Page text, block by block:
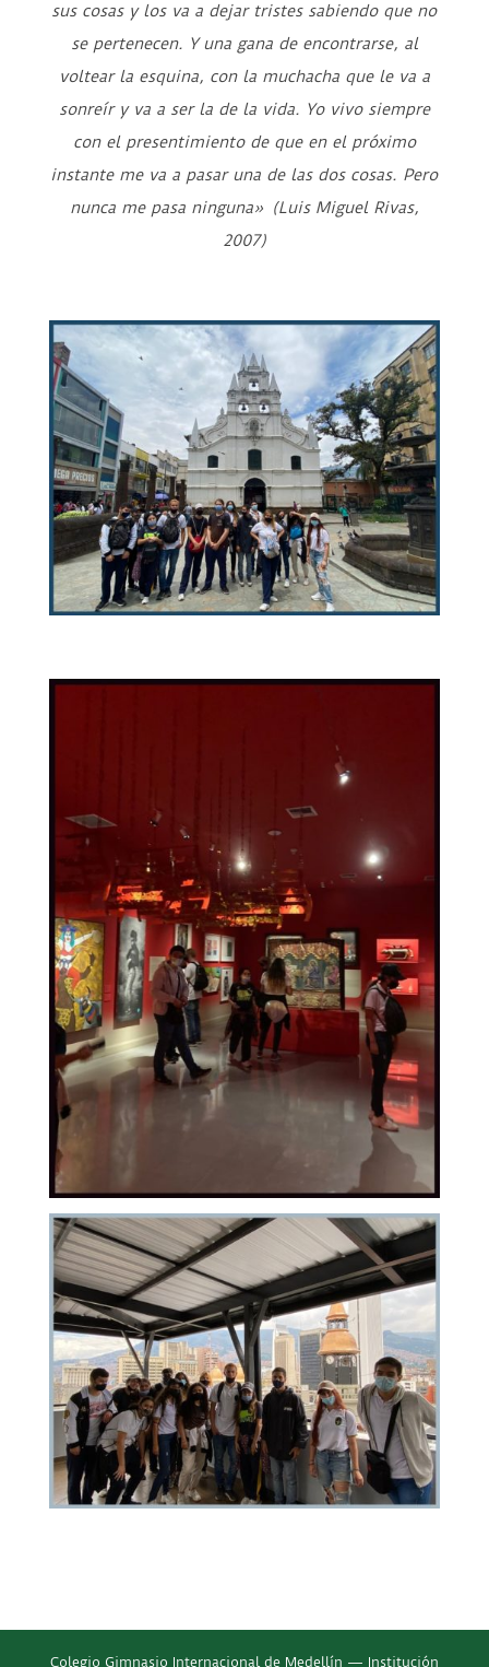
sus cosas y los va a dejar tristes sabiendo que no
se pertenecen. Y una gana de encontrarse, al
voltear la esquina, con la muchacha que le va a
sonreír y va a ser la de la vida. Yo vivo siempre
con el presentimiento de que en el próximo
instante me va a pasar una de las dos cosas. Pero
nunca me pasa ninguna» (Luis Miguel Rivas,
2007)
Colegio Gimnasio Internacional de Medellín — Institución